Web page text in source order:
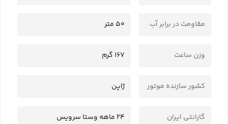
مقاومت در برابر آب 50 متر
وزن ساعت 167 گرم
کشور سازنده موتور ژاپن
گارانتی ایران 24 ماهه وستا سرویس